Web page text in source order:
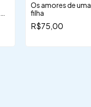
Os amores de uma
filha
R$75,00